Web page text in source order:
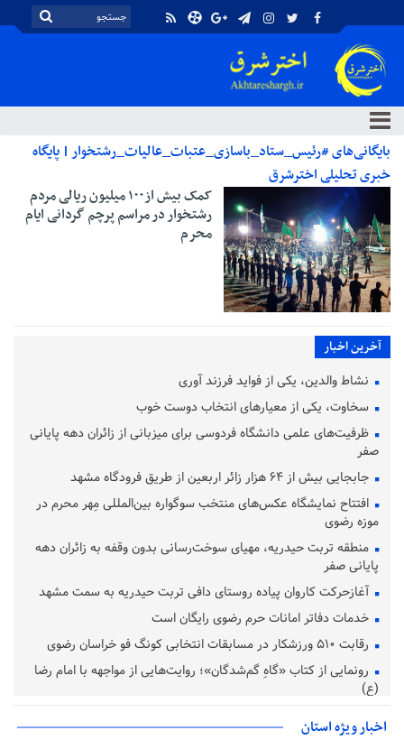
بایگانی‌های #رئیس_ستاد_باسازی_عتبات_عالیات_رشتخوار | پایگاه
خبری تحلیلی اخترشرق
کمک بیش از۱۰۰ میلیون ریالی مردم
رشتخوار در مراسم پرچم گردانی ایام
محرم
آخرین اخبار
نشاط والدین، یکی از فواید فرزند آوری
سخاوت، یکی از معیارهای انتخاب دوست خوب
ظرفیت‌های علمی دانشگاه فردوسی برای میزبانی از زائران دهه پایانی
صفر
جابجایی بیش از ۶۴ هزار زائر اربعین از طریق فرودگاه مشهد
افتتاح نمایشگاه عکس‌های منتخب سوگواره بین‌المللی مِهر محرم در
موزه رضوی
منطقه تربت حیدریه، مهیای سوخت‌رسانی بدون وقفه به زائران دهه
پایانی صفر
آغازحرکت کاروان پیاده روستای دافی تربت حیدریه به سمت مشهد
خدمات دفاتر امانات حرم رضوی رایگان است
رقابت ۵۱۰ ورزشکار در مسابقات انتخابی کونگ فو خراسان رضوی
رونمایی از کتاب «گاهِ گم‌شدگان»؛ روایت‌هایی از مواجهه با امام رضا
(ع)
اخبار ویژه استان